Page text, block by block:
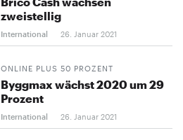
zweistellig
International 26. Januar 2021
ONLINE PLUS 50 PROZENT
Byggmax wächst 2020 um 29
Prozent
International 26. Januar 2021